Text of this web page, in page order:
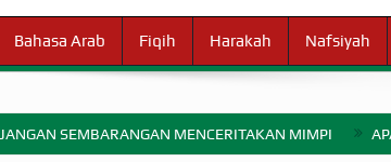
Bahasa Arab Fiqih Harakah Nafsiyah
JANGAN SEMBARANGAN MENCERITAKAN MIMPI